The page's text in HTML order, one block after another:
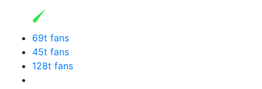
69t fans
45t fans
128t fans